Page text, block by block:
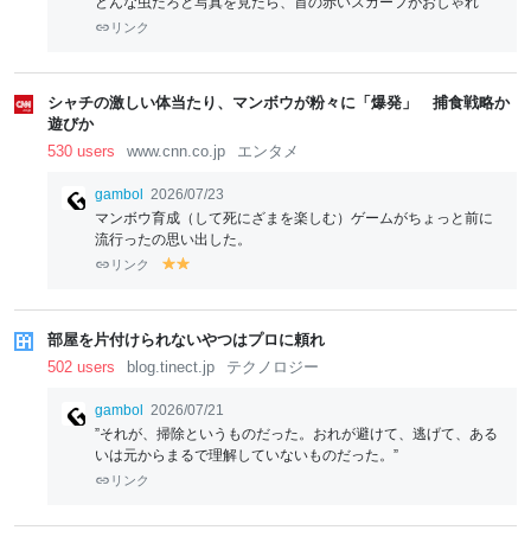
リンク
シャチの激しい体当たり、マンボウが粉々に「爆発」 捕食戦略か
遊びか
530 users
www.cnn.co.jp エンタメ
gambol
2026/07/23
マンボウ育成（して死にざまを楽しむ）ゲームがちょっと前に
流行ったの思い出した。
リンク
y
lo
w
lo
w
部屋を片付けられないやつはプロに頼れ
502 users
blog.tinect.jp テクノロジー
gambol
2026/07/21
”それが、掃除というものだった。おれが避けて、逃げて、ある
いは元からまるで理解していないものだった。”
リンク